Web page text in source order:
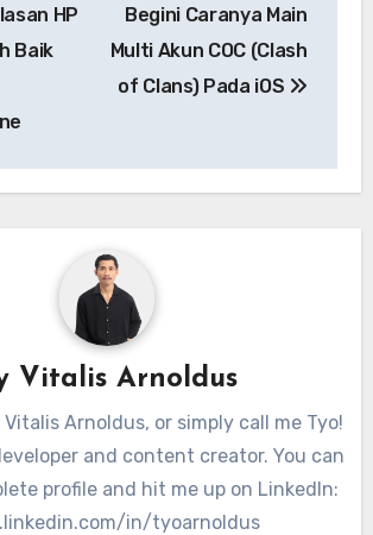
HP
Baik
Begini Caranya Main
Multi Akun COC (Clash
of Clans) Pada iOS
Vitalis Arnoldus
Vitalis Arnoldus, or simply call me Tyo!
and content creator. You can
profile and hit me up on LinkedIn:
in/tyoarnoldus